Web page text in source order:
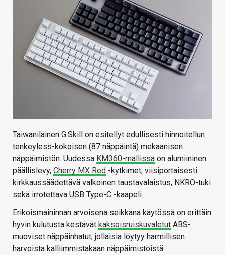
Taiwanilainen G.Skill on esitellyt edullisesti hinnoitellun
tenkeyless-kokoisen (87 näppäintä) mekaanisen
näppäimistön. Uudessa KM360-mallissa on alumiininen
päällislevy, Cherry MX Red -kytkimet, viisiportaisesti
kirkkaussäädettävä valkoinen taustavalaistus, NKRO-tuki
sekä irrotettava USB Type-C -kaapeli.
Erikoismaininnan arvoisena seikkana käytössä on erittäin
hyvin kulutusta kestävät kaksoisruiskuvaletut ABS-
muoviset näppäinhatut, jollaisia löytyy harmillisen
harvoista kalliimmistakaan näppäimistöistä.